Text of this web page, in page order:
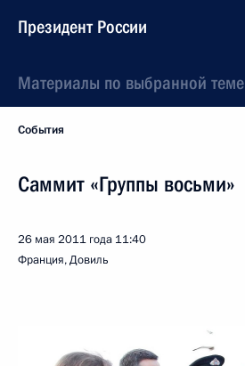
Президент России
Материалы по выбранной теме
События
Саммит «Группы восьми»
26 мая 2011 года 11:40
Франция, Довиль